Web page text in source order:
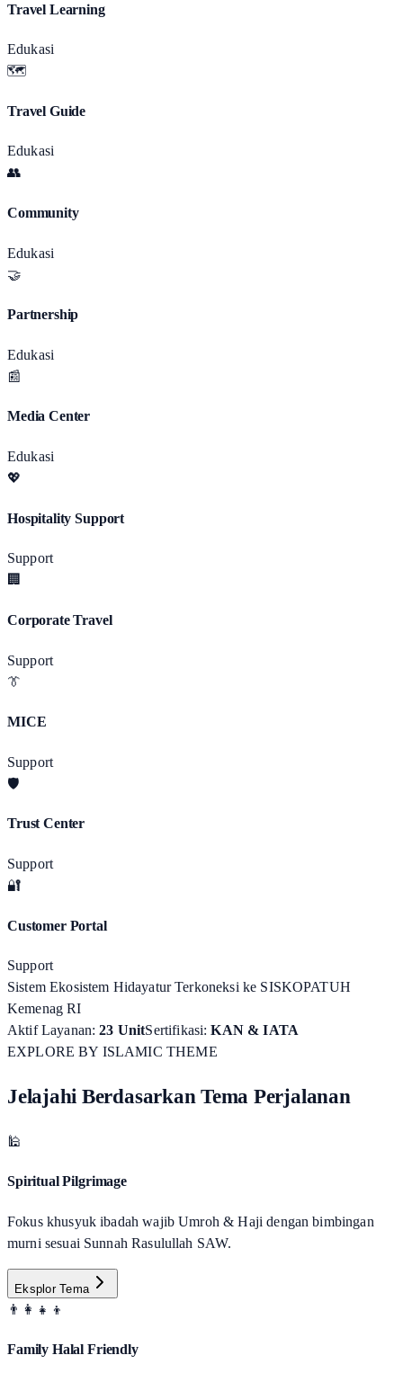
Travel Learning
Edukasi
🗺️
Travel Guide
Edukasi
👥
Community
Edukasi
🤝
Partnership
Edukasi
📰
Media Center
Edukasi
💖
Hospitality Support
Support
🏢
Corporate Travel
Support
👔
MICE
Support
🛡️
Trust Center
Support
🔐
Customer Portal
Support
Sistem Ekosistem Hidayatur Terkoneksi ke SISKOPATUH
Kemenag RI
Aktif Layanan:23 UnitSertifikasi:KAN & IATA
EXPLORE BY ISLAMIC THEME
Jelajahi Berdasarkan Tema Perjalanan
🕌
Spiritual Pilgrimage
Fokus khusyuk ibadah wajib Umroh & Haji dengan bimbingan
murni sesuai Sunnah Rasulullah SAW.
Eksplor Tema
👨‍👩‍👧‍👦
Family Halal Friendly